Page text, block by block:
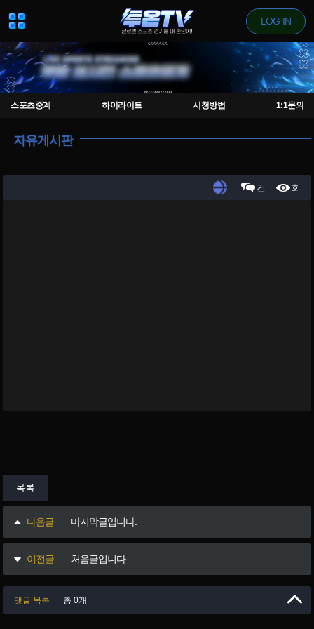
LOG-IN
스포츠중계 하이라이트 시청방법 1:1문의
자유게시판
건 회
목록
다음글 마지막글입니다.
이전글 처음글입니다.
댓글 목록 총 0개